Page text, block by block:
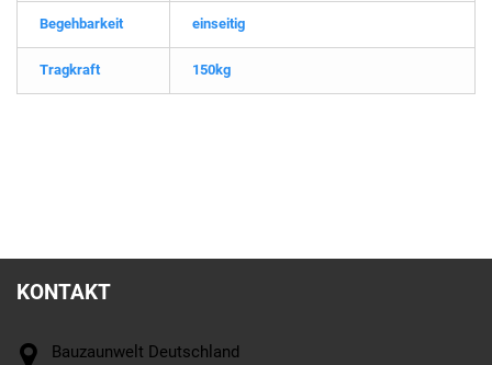
Begehbarkeit einseitig
Tragkraft 150kg
KONTAKT
Bauzaunwelt Deutschland